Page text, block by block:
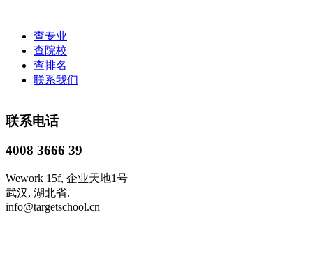
查专业
查院校
查排名
联系我们
联系电话
4008 3666 39
Wework 15f, 企业天地1号
武汉, 湖北省.
info@targetschool.cn